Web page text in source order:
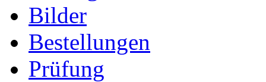
Bilder
Bestellungen
Prüfung